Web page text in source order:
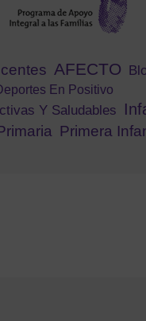
AFECTO
En Positivo
Y Saludables
Primera